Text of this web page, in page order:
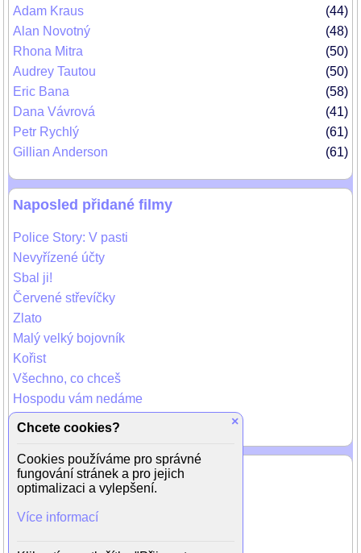
Adam Kraus
44
Alan Novotný
48
Rhona Mitra
50
Audrey Tautou
50
Eric Bana
58
Dana Vávrová
41
Petr Rychlý
61
Gillian Anderson
61
Naposled přidané filmy
Police Story: V pasti
Nevyřízené účty
Sbal ji!
Červené střevíčky
Zlato
Malý velký bojovník
Kořist
Všechno, co chceš
Hospodu vám nedáme
Naposled přidaní herci
Moira Shearer
×
Chcete cookies?
Cookies používáme pro správné
fungování stránek a pro jejich
optimalizaci a vylepšení.
Více informací